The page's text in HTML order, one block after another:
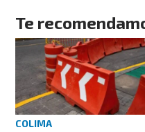
Te
COLIMA